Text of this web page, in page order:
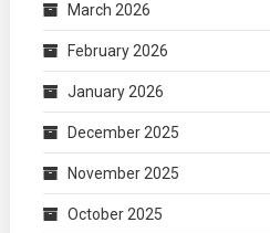
March 2026
February 2026
January 2026
December 2025
November 2025
October 2025